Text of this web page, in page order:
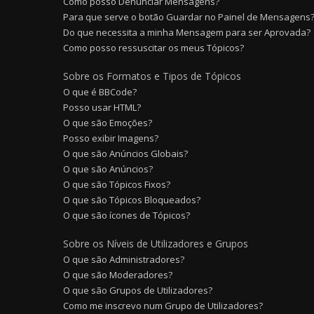
Para que serve o botão Guardar no Painel de Mensagens?
Do que necessita a minha Mensagem para ser Aprovada?
Como posso ressuscitar os meus Tópicos?
Sobre os Formatos e Tipos de Tópicos
O que é BBCode?
Posso usar HTML?
O que são Emoções?
Posso exibir Imagens?
O que são Anúncios Globais?
O que são Anúncios?
O que são Tópicos Fixos?
O que são Tópicos Bloqueados?
O que são ícones de Tópicos?
Sobre os Níveis de Utilizadores e Grupos
O que são Administradores?
O que são Moderadores?
O que são Grupos de Utilizadores?
Como me inscrevo num Grupo de Utilizadores?